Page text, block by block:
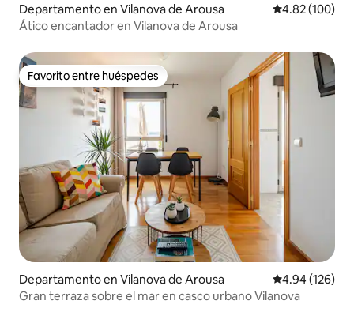
Departamento en Vilanova de Arousa Calificación
4.82 (100)
Ático encantador en Vilanova de Arousa
Favorito entre huéspedes
Favorito entre huéspedes
Departamento en Vilanova de Arousa Calificación
4.94 (126)
Gran terraza sobre el mar en casco urbano Vilanova